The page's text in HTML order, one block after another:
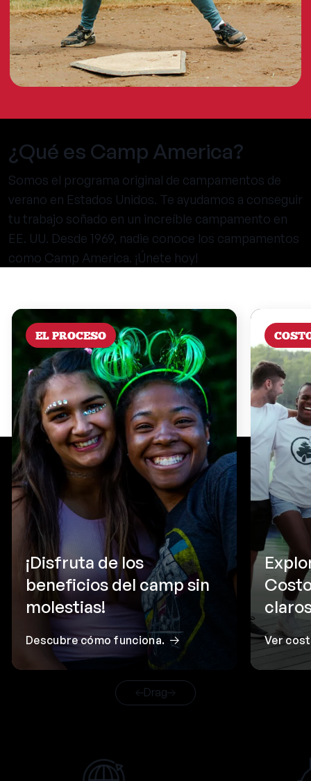
¿Qué es Camp America?
Somos el programa original de campamentos de
verano en Estados Unidos. Te ayudamos a conseguir
tu trabajo soñado en un increíble campamento en
EE. UU. Desde 1969, nadie conoce los campamentos
como Camp America. ¡Únete hoy!
EL PROCESO
¡Disfruta de los
beneficios del camp sin
molestias!
Descubre cómo funciona. Ver
Drag